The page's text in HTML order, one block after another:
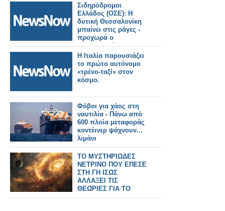
Σιδηρόδρομοι
Ελλάδος (ΟΣΕ): Η
δυτική Θεσσαλονίκη
μπαίνει στις ράγες -
προχωρά ο
Προαστιακός και η
σύνδεση με το λιμάνι.
Η Ιταλία παρουσιάζει
το πρώτο αυτόνομο
«τρένο-ταξί» στον
κόσμο.
Φόβοι για χάος στη
ναυτιλία - Πάνω από
600 πλοία μεταφοράς
κοντέινερ ψάχνουν...
λιμάνι
ΤΟ ΜΥΣΤΗΡΙΩΔΕΣ
ΝΕΤΡΙΝΟ ΠΟΥ ΕΠΕΣΕ
ΣΤΗ ΓΗ ΙΣΩΣ
ΑΛΛΑΞΕΙ ΤΙΣ
ΘΕΩΡΙΕΣ ΓΙΑ ΤΟ
ΣΥΜΠΑΝ